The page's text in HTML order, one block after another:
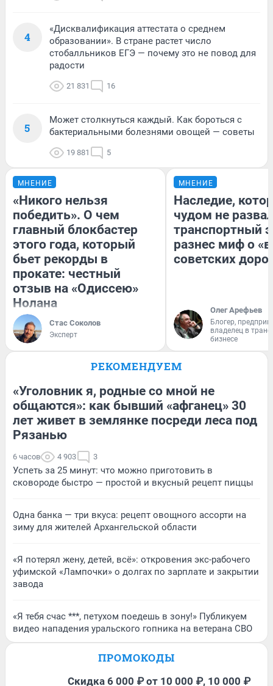
4
«Дисквалификация аттестата о среднем
образовании». В стране растет число
стобалльников ЕГЭ — почему это не повод для
радости
21 831 16
5
Может столкнуться каждый. Как бороться с
бактериальными болезнями овощей — советы
19 881 5
МНЕНИЕ
«Никого нельзя
победить». О чем
главный блокбастер
этого года, который
бьет рекорды в
прокате: честный
отзыв на «Одиссею»
Нолана
Стас Соколов
Эксперт
МНЕНИЕ
Наследие,
чудом не
транспортный
разнес миф о
советских
Олег Арефьев
Блогер,
владелец в
бизнесе
РЕКОМЕНДУЕМ
«Уголовник я, родные со мной не
общаются»: как бывший «афганец» 30
лет живет в землянке посреди леса под
Рязанью
6 часов 4 903 3
Успеть за 25 минут: что можно приготовить в
сковороде быстро — простой и вкусный рецепт пиццы
Одна банка — три вкуса: рецепт овощного ассорти на
зиму для жителей Архангельской области
«Я потерял жену, детей, всё»: откровения экс-рабочего
уфимской «Лампочки» о долгах по зарплате и закрытии
завода
«Я тебя счас ***, петухом поедешь в зону!» Публикуем
видео нападения уральского гопника на ветерана СВО
ПРОМОКОДЫ
Скидка 6 000 ₽ от 10 000 ₽, 10 000 ₽